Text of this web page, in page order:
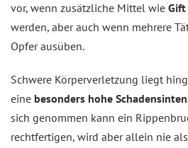
vor, wenn zusätzliche Mittel wie Gift
werden, aber auch wenn mehrere
Opfer ausüben.
Schwere Körperverletzung liegt
eine besonders hohe
sich genommen kann ein
rechtfertigen, wird aber allein nie